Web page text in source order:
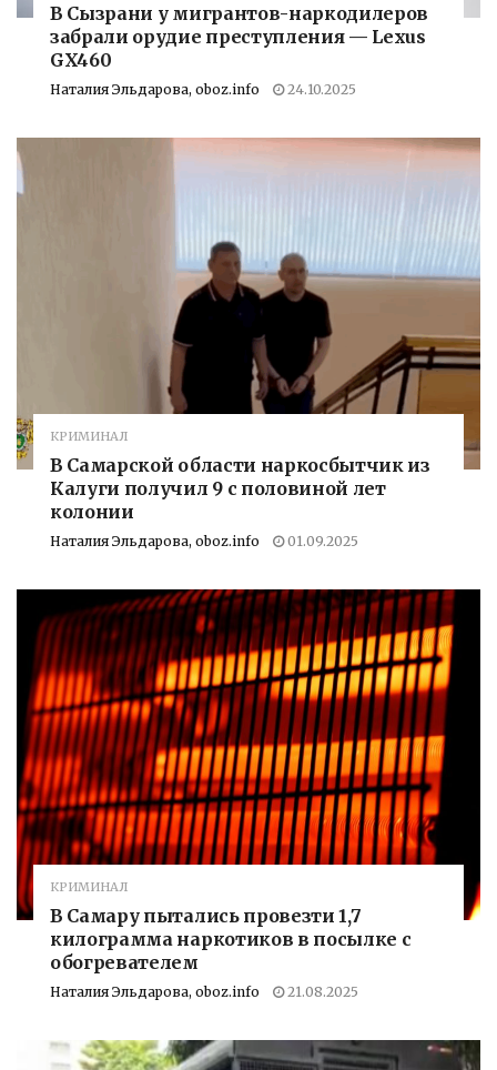
В Сызрани у мигрантов-наркодилеров
забрали орудие преступления — Lexus
GX460
Наталия Эльдарова, oboz.info 24.10.2025
КРИМИНАЛ
В Самарской области наркосбытчик из
Калуги получил 9 с половиной лет
колонии
Наталия Эльдарова, oboz.info 01.09.2025
КРИМИНАЛ
В Самару пытались провезти 1,7
килограмма наркотиков в посылке с
обогревателем
Наталия Эльдарова, oboz.info 21.08.2025